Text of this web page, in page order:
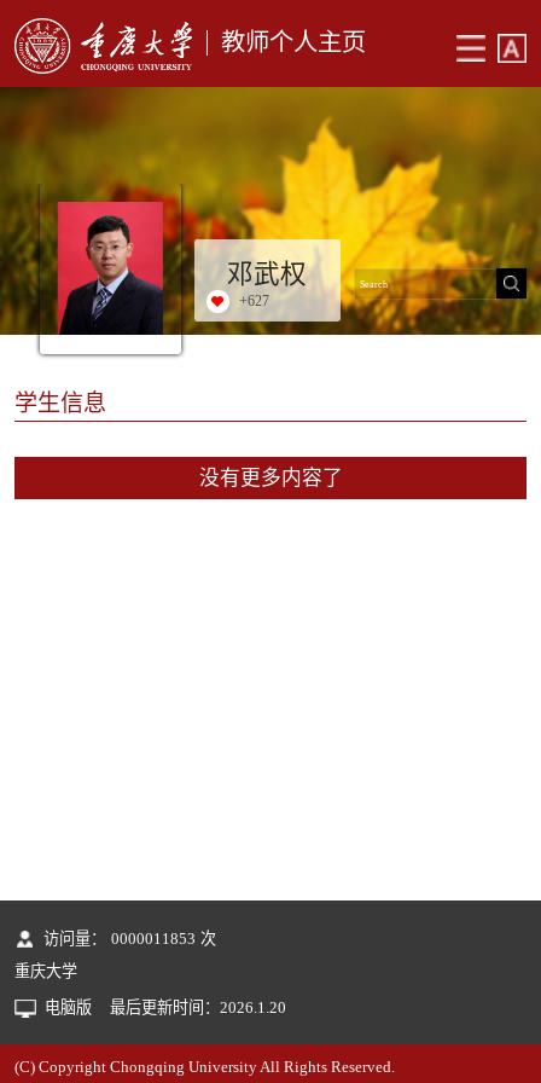
教师个人主页
邓武权
+627
学生信息
没有更多内容了
访问量： 0000011853 次
重庆大学
电脑版
最后更新时间： 2026 1 20
(C) Copyright Chongqing University All Rights Reserved.